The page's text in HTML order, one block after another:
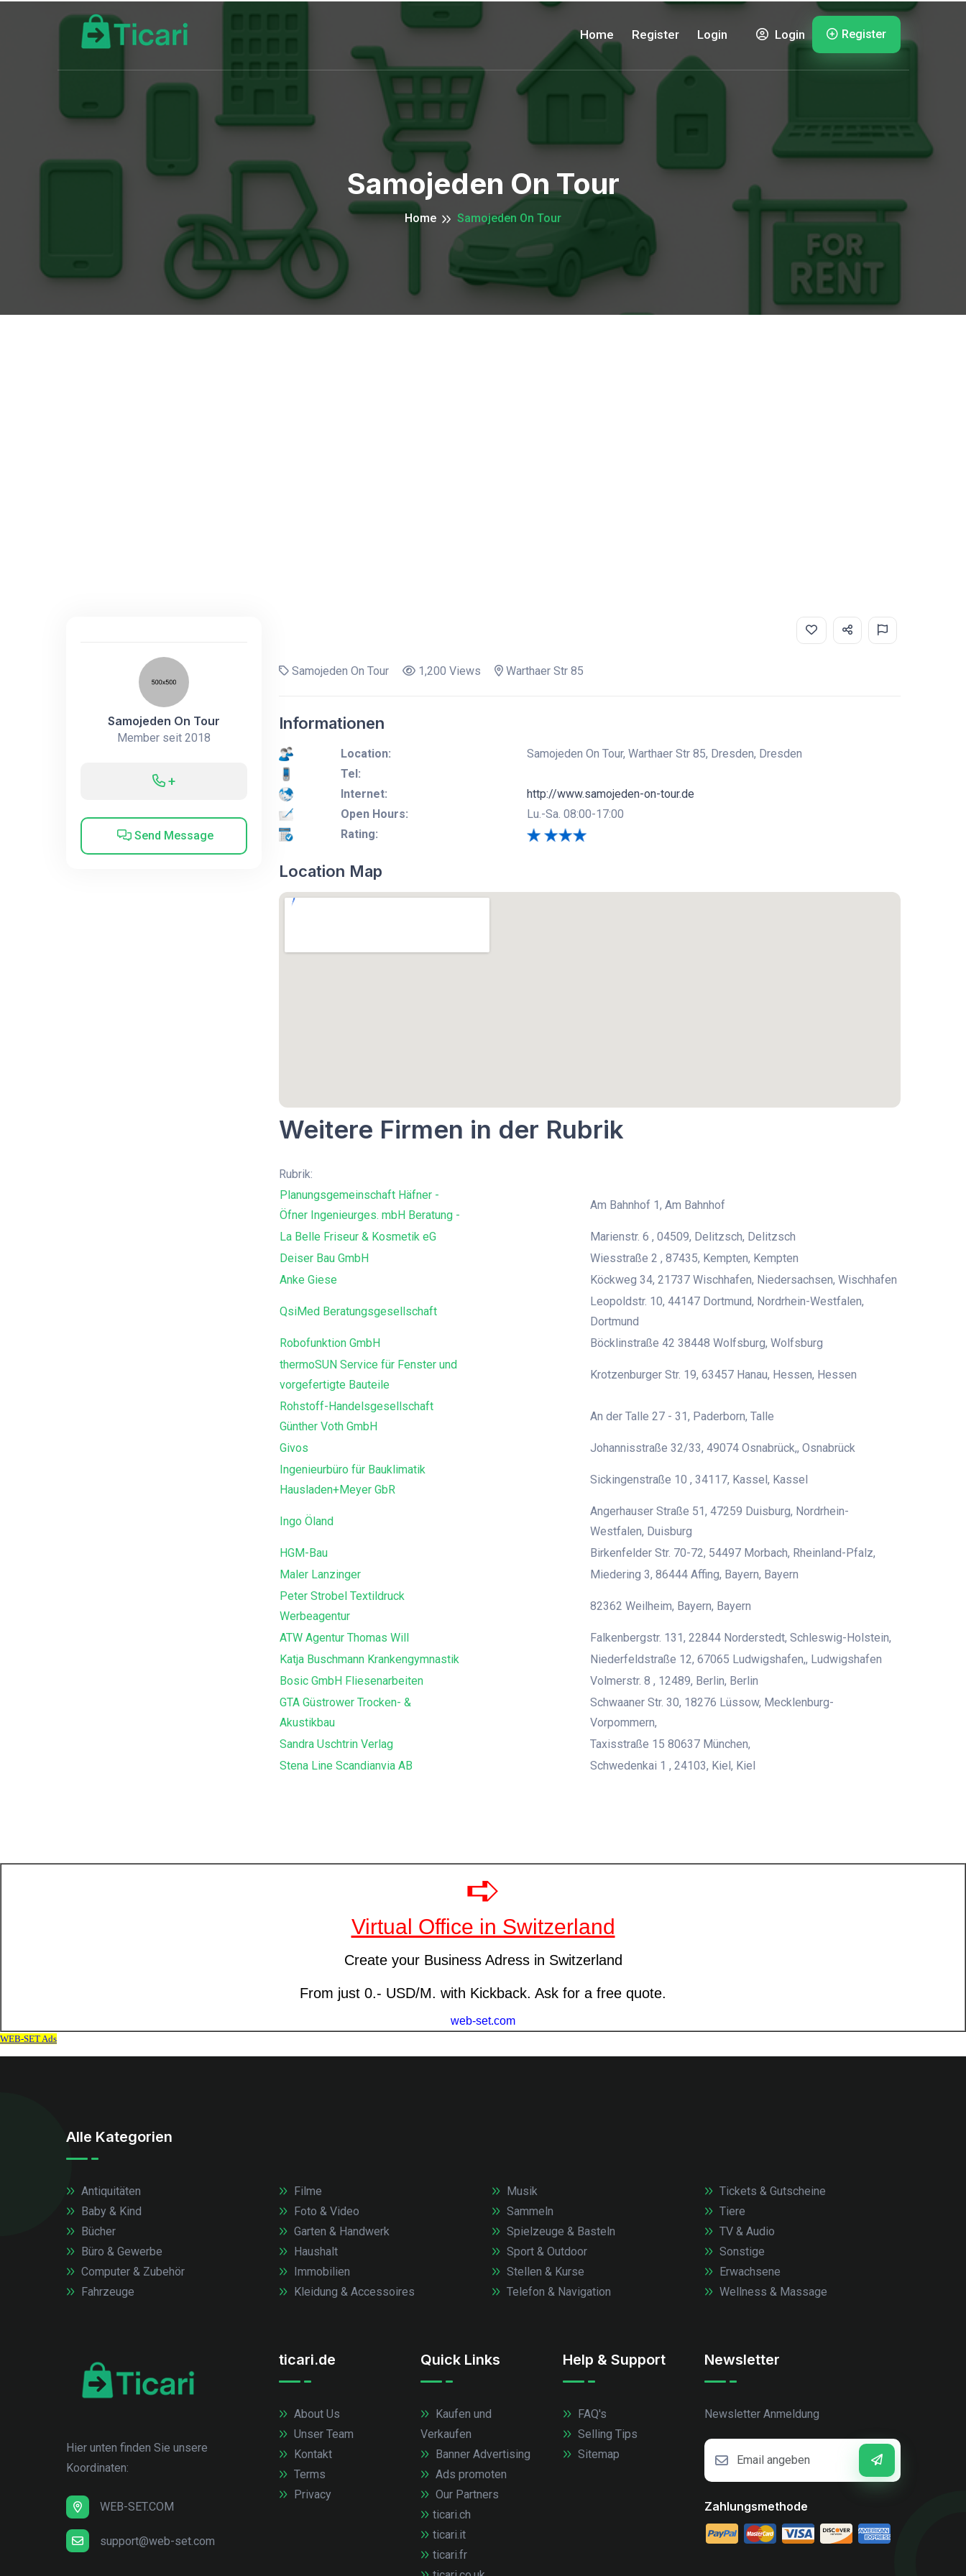
Home Register Login Login Register
Samojeden On Tour
Home Samojeden On Tour
Samojeden On Tour
Member seit 2018
+
Send Message
Samojeden On Tour 1,200 Views Warthaer Str 85
Informationen
Location:
Samojeden On Tour, Warthaer Str 85, Dresden, Dresden
Tel:
Internet:
http://www.samojeden-on-tour.de
Open Hours:
Lu.-Sa. 08:00-17:00
Rating:
Location Map
Weitere Firmen in der Rubrik
Rubrik:
Planungsgemeinschaft Häfner -
Öfner Ingenieurges. mbH Beratung -
Am Bahnhof 1, Am Bahnhof
La Belle Friseur & Kosmetik eG
Marienstr. 6 , 04509, Delitzsch, Delitzsch
Deiser Bau GmbH
Wiesstraße 2 , 87435, Kempten, Kempten
Anke Giese
Köckweg 34, 21737 Wischhafen, Niedersachsen, Wischhafen
QsiMed Beratungsgesellschaft
Leopoldstr. 10, 44147 Dortmund, Nordrhein-Westfalen,
Dortmund
Robofunktion GmbH
Böcklinstraße 42 38448 Wolfsburg, Wolfsburg
thermoSUN Service für Fenster und
vorgefertigte Bauteile
Krotzenburger Str. 19, 63457 Hanau, Hessen, Hessen
Rohstoff-Handelsgesellschaft
Günther Voth GmbH
An der Talle 27 - 31, Paderborn, Talle
Givos
Johannisstraße 32/33, 49074 Osnabrück,, Osnabrück
Ingenieurbüro für Bauklimatik
Hausladen+Meyer GbR
Sickingenstraße 10 , 34117, Kassel, Kassel
Ingo Öland
Angerhauser Straße 51, 47259 Duisburg, Nordrhein-
Westfalen, Duisburg
HGM-Bau
Birkenfelder Str. 70-72, 54497 Morbach, Rheinland-Pfalz,
Maler Lanzinger
Miedering 3, 86444 Affing, Bayern, Bayern
Peter Strobel Textildruck
Werbeagentur
82362 Weilheim, Bayern, Bayern
ATW Agentur Thomas Will
Falkenbergstr. 131, 22844 Norderstedt, Schleswig-Holstein,
Katja Buschmann Krankengymnastik
Niederfeldstraße 12, 67065 Ludwigshafen,, Ludwigshafen
Bosic GmbH Fliesenarbeiten
Volmerstr. 8 , 12489, Berlin, Berlin
GTA Güstrower Trocken- &
Akustikbau
Schwaaner Str. 30, 18276 Lüssow, Mecklenburg-
Vorpommern,
Sandra Uschtrin Verlag
Taxisstraße 15 80637 München,
Stena Line Scandianvia AB
Schwedenkai 1 , 24103, Kiel, Kiel
Alle Kategorien
Antiquitäten
Baby & Kind
Bücher
Büro & Gewerbe
Computer & Zubehör
Fahrzeuge
Filme
Foto & Video
Garten & Handwerk
Haushalt
Immobilien
Kleidung & Accessoires
Musik
Sammeln
Spielzeuge & Basteln
Sport & Outdoor
Stellen & Kurse
Telefon & Navigation
Tickets & Gutscheine
Tiere
TV & Audio
Sonstige
Erwachsene
Wellness & Massage
Hier unten finden Sie unsere
Koordinaten:
WEB-SET.COM
support@web-set.com
ticari.de
About Us
Unser Team
Kontakt
Terms
Privacy
Quick Links
Kaufen und
Verkaufen
Banner Advertising
Ads promoten
Our Partners
ticari.ch
ticari.it
ticari.fr
Help & Support
FAQ's
Selling Tips
Sitemap
Newsletter
Newsletter Anmeldung
Zahlungsmethode